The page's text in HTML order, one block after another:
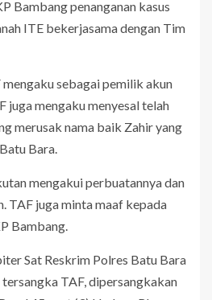
Bambang penanganan kasus
ITE bekerjasama dengan Tim
sebagai pemilik akun
juga mengaku menyesal telah
merusak nama baik Zahir yang
Bara.
mengakui perbuatannya dan
TAF juga minta maaf kepada
Bambang.
Sat Reskrim Polres Batu Bara
TAF, dipersangkakan